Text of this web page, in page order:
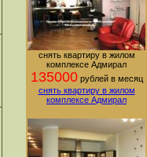
снять квартиру в жилом
комплексе Адмирал
135000рублей в месяц
снять квартиру в жилом
комплексе Адмирал